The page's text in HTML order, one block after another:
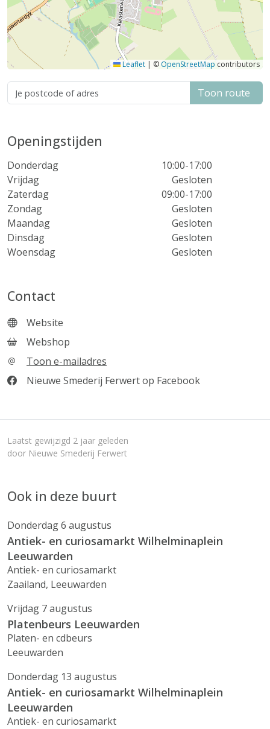
Leaflet | © OpenStreetMap contributors
Toon route
Openingstijden
Donderdag
10:00-17:00
Vrijdag
Gesloten
Zaterdag
09:00-17:00
Zondag
Gesloten
Maandag
Gesloten
Dinsdag
Gesloten
Woensdag
Gesloten
Contact
Website
Webshop
Toon e-mailadres
Nieuwe Smederij Ferwert op Facebook
Laatst gewijzigd 2 jaar geleden
door Nieuwe Smederij Ferwert
Ook in deze buurt
Donderdag 6 augustus
Antiek- en curiosamarkt Wilhelminaplein
Leeuwarden
Antiek- en curiosamarkt
Zaailand, Leeuwarden
Vrijdag 7 augustus
Platenbeurs Leeuwarden
Platen- en cdbeurs
Leeuwarden
Donderdag 13 augustus
Antiek- en curiosamarkt Wilhelminaplein
Leeuwarden
Antiek- en curiosamarkt